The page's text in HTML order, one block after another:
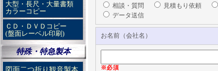
大型・長尺・大量書類
カラーコピー
ＣＤ・ＤＶＤコピー
(盤面レーベル印刷)
特殊・特急製本
相談・質問
見積もり依頼
データ送信
お名前（会社名）
※必須